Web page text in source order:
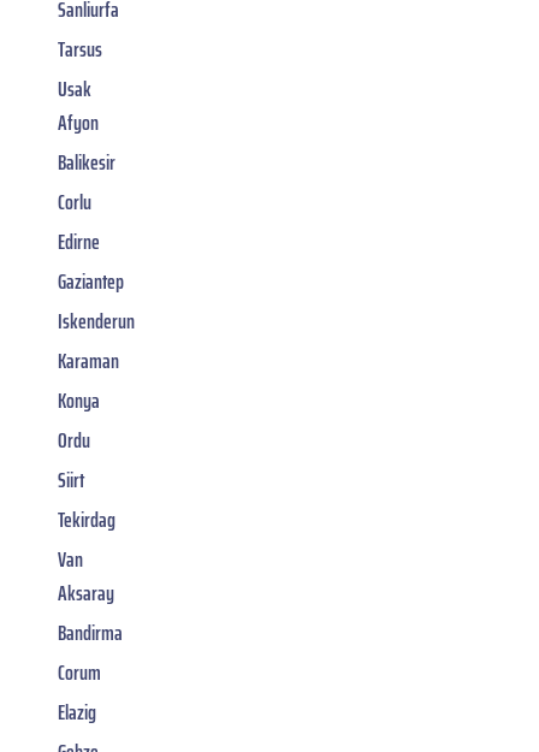
Sanliurfa
Tarsus
Usak
Afyon
Balikesir
Corlu
Edirne
Gaziantep
Iskenderun
Karaman
Konya
Ordu
Siirt
Tekirdag
Van
Aksaray
Bandirma
Corum
Elazig